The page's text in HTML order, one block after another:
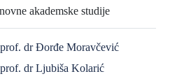
akademske studije
prof. dr Đorđe Moravčević
prof. dr Ljubiša Kolarić